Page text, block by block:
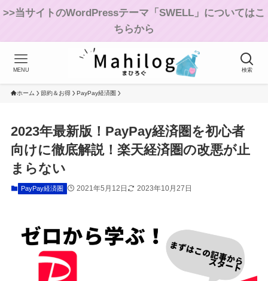
>>当サイトのWordPressテーマ「SWELL」についてはこ
ちらから
検索
MENU
ホーム 節約＆お得 PayPay経済圏
2023年最新版！PayPay経済圏を初心者
向けに徹底解説！楽天経済圏の改悪が止
まらない
PayPay経済圏 2021年5月12日 2023年10月27日